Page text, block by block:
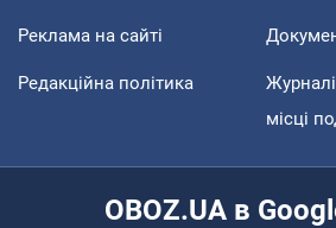
Реклама на сайті
Редакційна політика
місці
OBOZ.UA в